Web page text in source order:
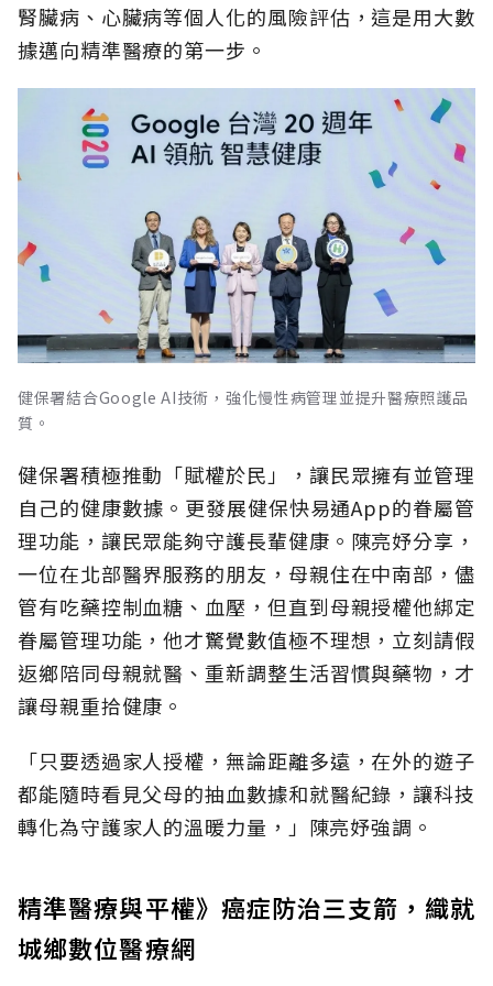
腎臟病、心臟病等個人化的風險評估，這是用大數
據邁向精準醫療的第一步。
健保署結合Google AI技術，強化慢性病管理並提升醫療照護品
質。
健保署積極推動「賦權於民」，讓民眾擁有並管理
自己的健康數據。更發展健保快易通App的眷屬管
理功能，讓民眾能夠守護長輩健康。陳亮妤分享，
一位在北部醫界服務的朋友，母親住在中南部，儘
管有吃藥控制血糖、血壓，但直到母親授權他綁定
眷屬管理功能，他才驚覺數值極不理想，立刻請假
返鄉陪同母親就醫、重新調整生活習慣與藥物，才
讓母親重拾健康。
「只要透過家人授權，無論距離多遠，在外的遊子
都能隨時看見父母的抽血數據和就醫紀錄，讓科技
轉化為守護家人的溫暖力量，」陳亮妤強調。
精準醫療與平權》癌症防治三支箭，織就
城鄉數位醫療網